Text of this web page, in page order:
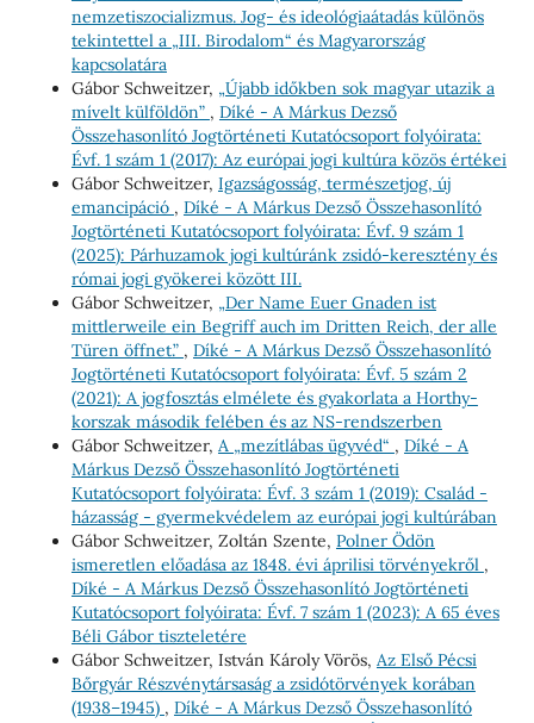
nemzetiszocializmus. Jog- és ideológiaátadás különös
tekintettel a „III. Birodalom“ és Magyarország
kapcsolatára
Gábor Schweitzer, „Újabb időkben sok magyar utazik a
mívelt külföldön” , Díké - A Márkus Dezső
Összehasonlító Jogtörténeti Kutatócsoport folyóirata:
Évf. 1 szám 1 (2017): Az európai jogi kultúra közös értékei
Gábor Schweitzer, Igazságosság, természetjog, új
emancipáció , Díké - A Márkus Dezső Összehasonlító
Jogtörténeti Kutatócsoport folyóirata: Évf. 9 szám 1
(2025): Párhuzamok jogi kultúránk zsidó-keresztény és
római jogi gyökerei között III.
Gábor Schweitzer, „Der Name Euer Gnaden ist
mittlerweile ein Begriff auch im Dritten Reich, der alle
Türen öffnet.” , Díké - A Márkus Dezső Összehasonlító
Jogtörténeti Kutatócsoport folyóirata: Évf. 5 szám 2
(2021): A jogfosztás elmélete és gyakorlata a Horthy-
korszak második felében és az NS-rendszerben
Gábor Schweitzer, A „mezítlábas ügyvéd“ , Díké - A
Márkus Dezső Összehasonlító Jogtörténeti
Kutatócsoport folyóirata: Évf. 3 szám 1 (2019): Család -
házasság - gyermekvédelem az európai jogi kultúrában
Gábor Schweitzer, Zoltán Szente, Polner Ödön
ismeretlen előadása az 1848. évi áprilisi törvényekről ,
Díké - A Márkus Dezső Összehasonlító Jogtörténeti
Kutatócsoport folyóirata: Évf. 7 szám 1 (2023): A 65 éves
Béli Gábor tiszteletére
Gábor Schweitzer, István Károly Vörös, Az Első Pécsi
Bőrgyár Részvénytársaság a zsidótörvények korában
(1938–1945) , Díké - A Márkus Dezső Összehasonlító